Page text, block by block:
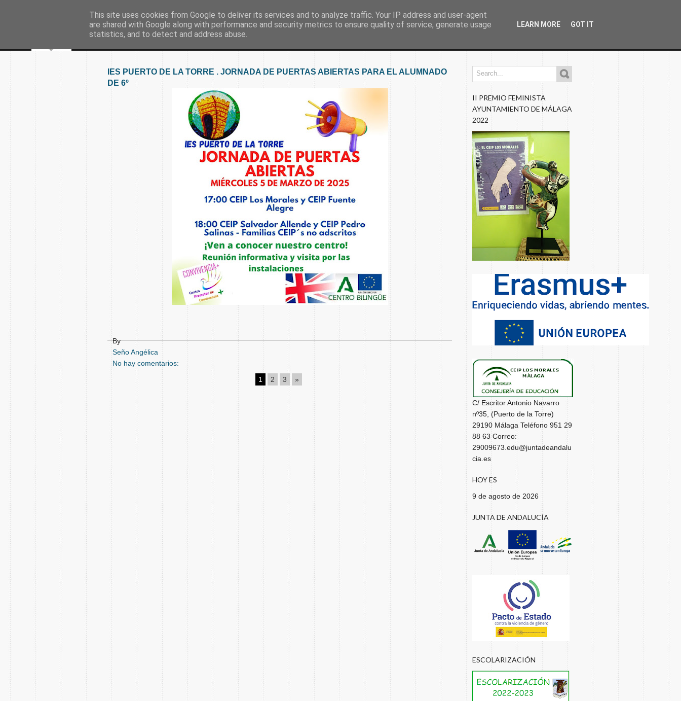
Inicio Nuestro colegio Secretaría Documentos Programaciones Nuestros Blogs
IES PUERTO DE LA TORRE . JORNADA DE PUERTAS ABIERTAS PARA EL ALUMNADO
DE 6º
By
Seño Angélica
No hay comentarios:
1
2 3 »
II PREMIO FEMINISTA
AYUNTAMIENTO DE MÁLAGA
2022
C/ Escritor Antonio Navarro
nº35, (Puerto de la Torre)
29190 Málaga Teléfono 951 29
88 63 Correo:
29009673.edu@juntadeandalu
cia.es
HOY ES
9 de agosto de 2026
JUNTA DE ANDALUCÍA
ESCOLARIZACIÓN
This site uses cookies from Google to deliver its services and to analyze traffic. Your IP address and user-agent
are shared with Google along with performance and security metrics to ensure quality of service, generate usage
statistics, and to detect and address abuse.
LEARN MORE GOT IT